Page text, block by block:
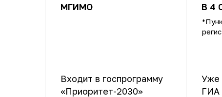
Входит в госпрограмму
«Приоритет-2030»
МГИМО
Уже
ГИА
В 4